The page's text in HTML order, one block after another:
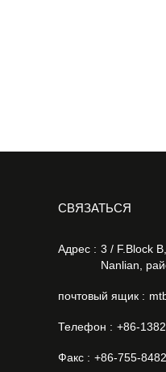
CВЯЗАТЬСЯ
Адрес : 3 / F.Block
Nanlian,
почтовый ящик :
Телефон : +86-
Факс : +86-755-